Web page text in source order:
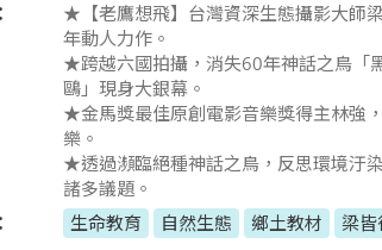
★【老鷹想飛】台灣資深生態攝影大師
年動人力作。
★跨越六國拍攝，消失60年神話之鳥「
鷗」現身大銀幕。
★金馬獎最佳原創電影音樂獎得主林強
樂。
★透過瀕臨絕種神話之鳥，反思環境汙
諸多議題。
生命教育 自然生態 鄉土教材 梁皆